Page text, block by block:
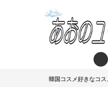
韓国コスメ好きなコ